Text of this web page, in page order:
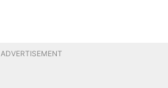
ADVERTISEMENT